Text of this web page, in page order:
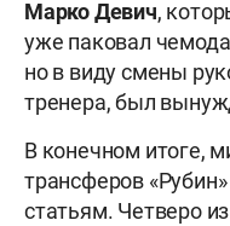
Марко Девич,
уже паковал
но в виду смены
тренера, был
В конечном итоге,
трансферов
статьям. Четверо